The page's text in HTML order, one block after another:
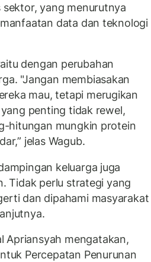
yang menurutnya
data dan teknologi
dengan perubahan
"Jangan membiasakan
mau, tetapi merugikan
penting tidak rewel,
hitungan mungkin protein
jelas Wagub.
keluarga juga
Tidak perlu strategi yang
dan dipahami masyarakat
Apriansyah mengatakan,
Percepatan Penurunan